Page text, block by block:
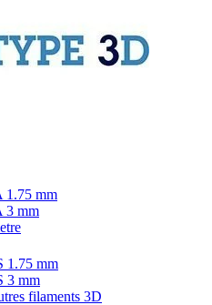
1.75 mm
3 mm
1.75 mm
3 mm
filaments 3D